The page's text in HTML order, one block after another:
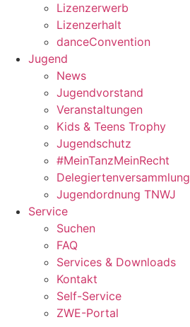
Lizenzerwerb
Lizenzerhalt
danceConvention
Jugend
News
Jugendvorstand
Veranstaltungen
Kids & Teens Trophy
Jugendschutz
#MeinTanzMeinRecht
Delegiertenversammlung
Jugendordnung TNWJ
Service
Suchen
FAQ
Services & Downloads
Kontakt
Self-Service
ZWE-Portal